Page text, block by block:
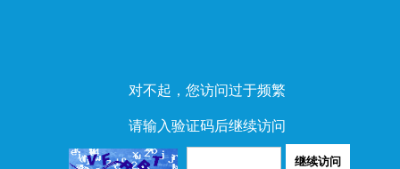
对不起，您访问过于频繁
请输入验证码后继续访问
继续访问